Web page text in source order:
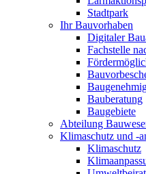
Stadtpark
Ihr Bauvorhaben
Digitaler
Fachstelle
Bauberatung
Baugebiete
Abteilung
Klimaschutz und -
Klimaschutz